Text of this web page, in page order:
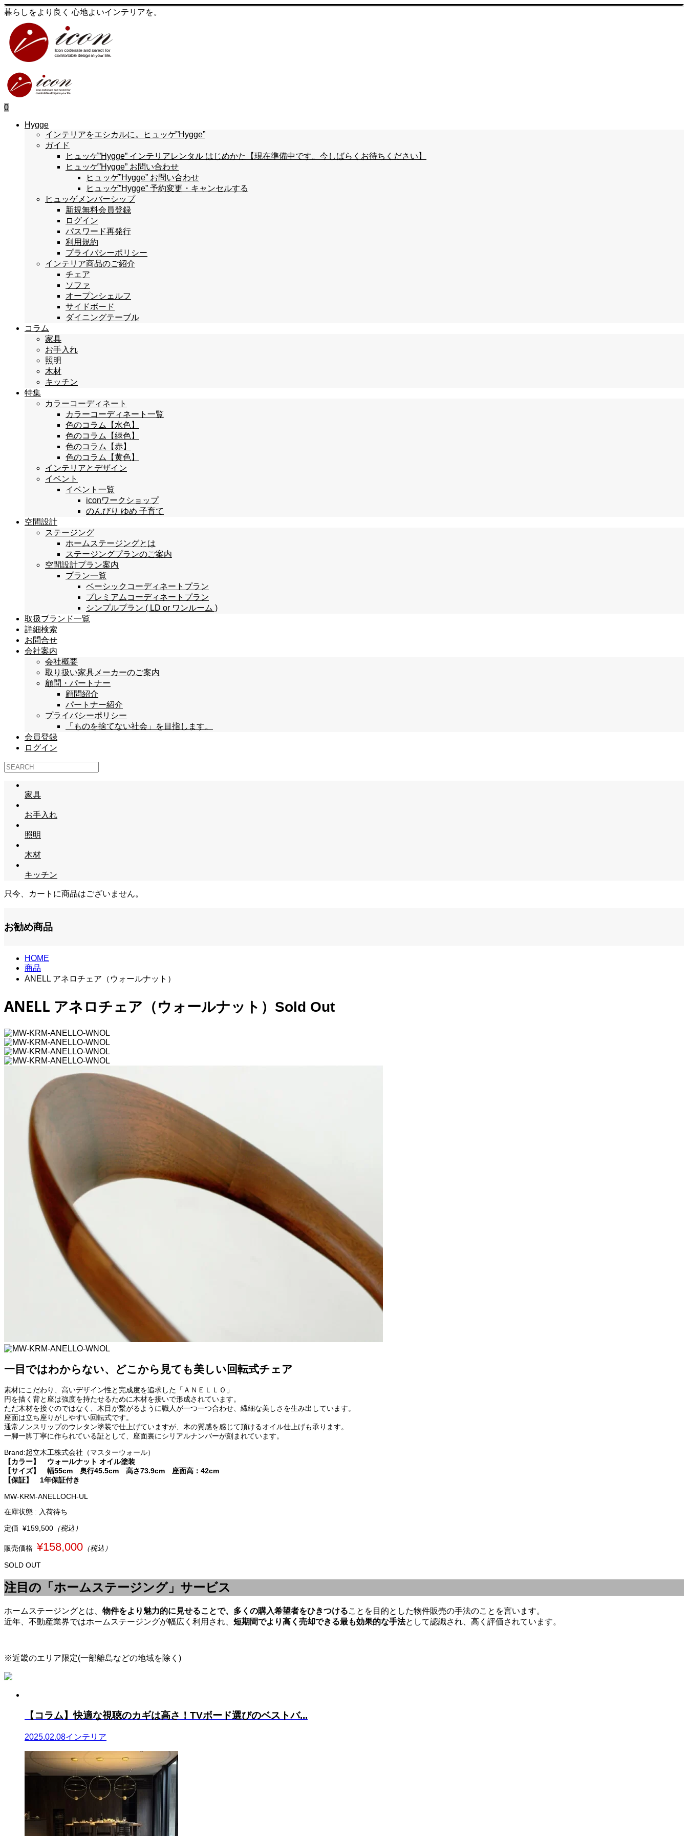
暮らしをより良く 心地よいインテリアを。
0
Hygge
インテリアをエシカルに。ヒュッゲ”Hygge”
ガイド
ヒュッゲ”Hygge” インテリアレンタル はじめかた【現在準備中です。今しばらくお待ちください】
ヒュッゲ”Hygge” お問い合わせ
ヒュッゲ”Hygge” お問い合わせ
ヒュッゲ”Hygge” 予約変更・キャンセルする
ヒュッゲメンバーシップ
新規無料会員登録
ログイン
パスワード再発行
利用規約
プライバシーポリシー
インテリア商品のご紹介
チェア
ソファ
オープンシェルフ
サイドボード
ダイニングテーブル
コラム
家具
お手入れ
照明
木材
キッチン
特集
カラーコーディネート
カラーコーディネート一覧
色のコラム【水色】
色のコラム【緑色】
色のコラム【赤】
色のコラム【黄色】
インテリアとデザイン
イベント
イベント一覧
iconワークショップ
のんびり ゆめ 子育て
空間設計
ステージング
ホームステージングとは
ステージングプランのご案内
空間設計プラン案内
プラン一覧
ベーシックコーディネートプラン
プレミアムコーディネートプラン
シンプルプラン ( LD or ワンルーム )
取扱ブランド一覧
詳細検索
お問合せ
会社案内
会社概要
取り扱い家具メーカーのご案内
顧問・パートナー
顧問紹介
パートナー紹介
プライバシーポリシー
「ものを捨てない社会」を目指します。
会員登録
ログイン
家具
お手入れ
照明
木材
キッチン
只今、カートに商品はございません。
お勧め商品
HOME
商品
ANELL アネロチェア（ウォールナット）
ANELL アネロチェア（ウォールナット） Sold Out
一目ではわからない、どこから見ても美しい回転式チェア
素材にこだわり、高いデザイン性と完成度を追求した「ＡＮＥＬＬＯ」
円を描く背と座は強度を持たせるために木材を接いで形成されています。
ただ木材を接ぐのではなく、木目が繋がるように職人が一つ一つ合わせ、繊細な美しさを生み出しています。
座面は立ち座りがしやすい回転式です。
通常ノンスリップのウレタン塗装で仕上げていますが、木の質感を感じて頂けるオイル仕上げも承ります。
一脚一脚丁寧に作られている証として、座面裏にシリアルナンバーが刻まれています。
Brand:起立木工株式会社（マスターウォール）
【カラー】 ウォールナット オイル塗装
【サイズ】 幅55cm 奥行45.5cm 高さ73.9cm 座面高：42cm
【保証】 1年保証付き
MW-KRM-ANELLOCH-UL
在庫状態 : 入荷待ち
定価 ¥159,500 （税込）
販売価格 ¥158,000 （税込）
SOLD OUT
注目の「ホームステージング」サービス
ホームステージングとは、 物件をより魅力的に見せることで、多くの購入希望者をひきつけることを目的とした物件販売の手法のことを言います。
近年、不動産業界ではホームステージングが幅広く利用され、 短期間でより高く売却できる最も効果的な手法として認識され、高く評価されています。
※近畿のエリア限定(一部離島などの地域を除く)
【コラム】快適な視聴のカギは高さ！TVボード選びのベストバ...
2025.02.08インテリア